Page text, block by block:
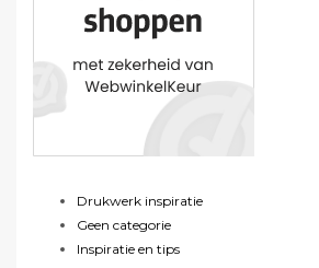
Drukwerk inspiratie
Geen categorie
Inspiratie en tips